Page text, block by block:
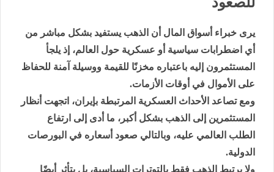
يرى خبراء أسواق المال أن الذهب يستفيد بشكل مباشر من
أي اضطرابات سياسية أو عسكرية حول العالم، إذ يلجأ
المستثمرون إليه باعتباره مخزنًا للقيمة ووسيلة آمنة للحفاظ
على الأموال في أوقات الأزمات.
ومع تصاعد الأحداث العسكرية المرتبطة بإيران، اتجهت أنظار
المستثمرين إلى الذهب بشكل أكبر، ما أدى إلى ارتفاع
الطلب العالمي عليه، وبالتالي صعود أسعاره في البورصات
الدولية.
ولا يرتبط الذهب فقط بالتوترات السياسية، بل يتأثر أيضًا